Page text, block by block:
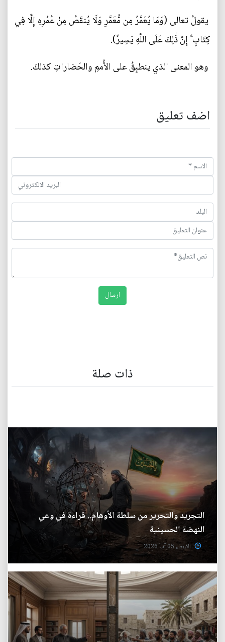
يقولُ تعالى (وَمَا يُعَمَّرُ مِن مُّعَمَّرٍ وَلَا يُنقَصُ مِنْ عُمُرِهِ إِلَّا فِي
كِتَابٍ ۚ إِنَّ ذَٰلِكَ عَلَى اللَّهِ يَسِيرٌ).
وهو المعنى الذي ينطبِقُ على الأُممِ والحَضاراتِ كذلكَ.
اضف تعليق
ذات صلة
التجريد والتحرير من سلطة الأوهام.. قراءة في وعي
النهضة الحسينية
الأربعاء 05 آب 2026